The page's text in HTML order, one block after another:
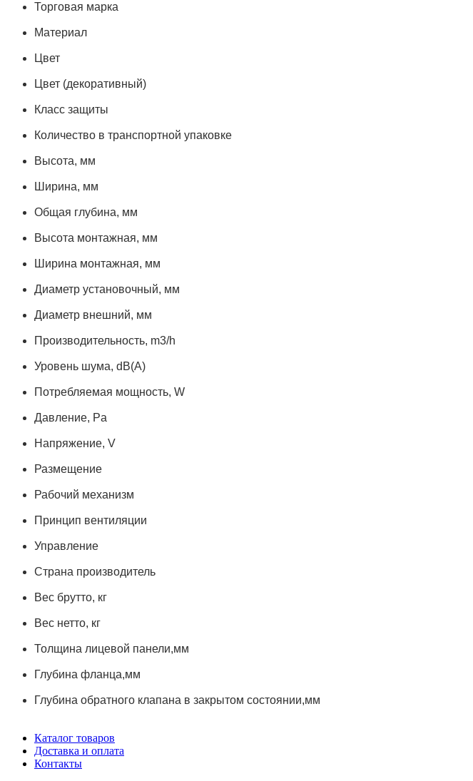
Торговая марка
Материал
Цвет
Цвет (декоративный)
Класс защиты
Количество в транспортной упаковке
Высота, мм
Ширина, мм
Общая глубина, мм
Высота монтажная, мм
Ширина монтажная, мм
Диаметр установочный, мм
Диаметр внешний, мм
Производительность, m3/h
Уровень шума, dB(A)
Потребляемая мощность, W
Давление, Pa
Напряжение, V
Размещение
Рабочий механизм
Принцип вентиляции
Управление
Страна производитель
Вес брутто, кг
Вес нетто, кг
Толщина лицевой панели,мм
Глубина фланца,мм
Глубина обратного клапана в закрытом состоянии,мм
Каталог товаров
Доставка и оплата
Контакты